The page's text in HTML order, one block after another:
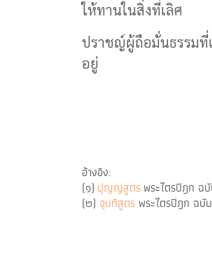
ให้ทานในสิ่งที่เลิศ
ปราชญ์ผู้ถือมั่นธรรมที่
อยู่
อ้างอิง:
(๑) ปุญญสูตร พระไตรปิฎก
(๒) จุนทิสูตร พระไตรปิฎก ฉ